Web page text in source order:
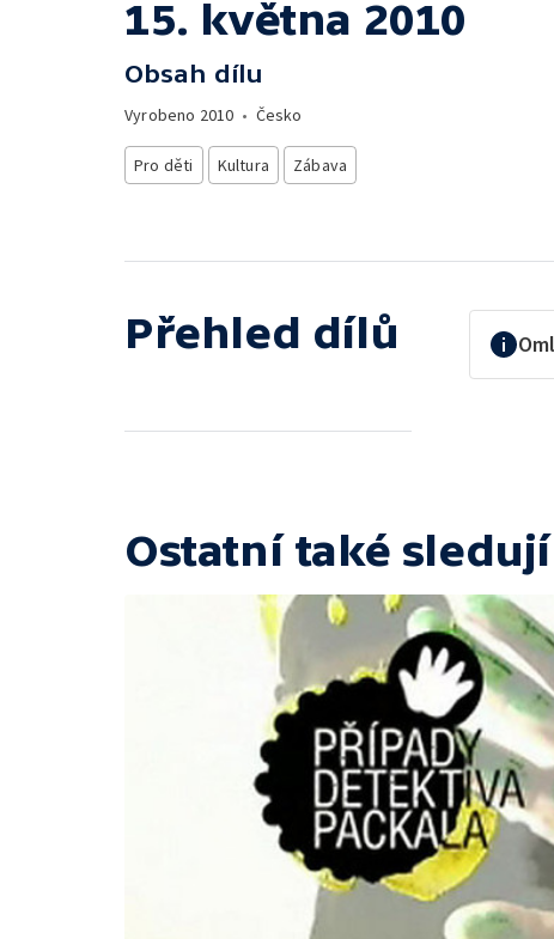
15. května 2010
Obsah dílu
Vyrobeno 2010 • Česko
Pro děti Kultura Zábava
Přehled dílů
Ostatní také sledují